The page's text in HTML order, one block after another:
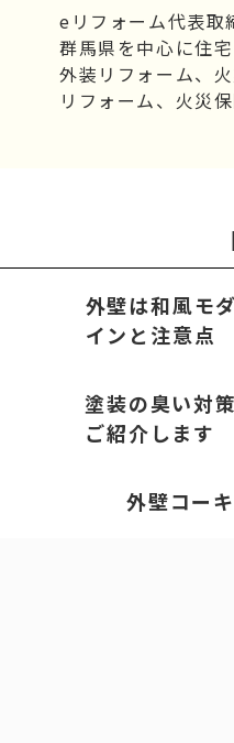
eリフォーム代表取
群馬県を中心に住
外装リフォーム、
リフォーム、火災
外壁は和風モ
インと注意点
塗装の臭い対
ご紹介します
外壁コー